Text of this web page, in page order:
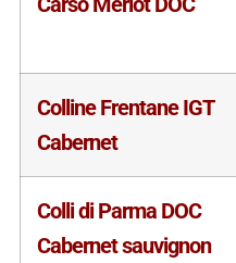
Colline Frentane IGT
Cabernet
Colli di Parma DOC
Cabernet sauvignon